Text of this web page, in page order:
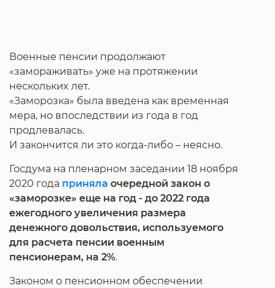
Военные пенсии продолжают
«замораживать» уже на протяжении
нескольких лет.
«Заморозка» была введена как временная
мера, но впоследствии из года в год
продлевалась.
И закончится ли это когда-либо – неясно.
Госдума на пленарном заседании 18 ноября
2020 года приняла очередной закон о
«заморозке» еще на год - до 2022 года
ежегодного увеличения размера
денежного довольствия, используемого
для расчета пенсии военным
пенсионерам, на 2%.
Законом о пенсионном обеспечении